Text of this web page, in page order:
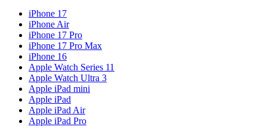
iPhone 17
iPhone Air
iPhone 17 Pro
iPhone 17 Pro Max
iPhone 16
Apple Watch Series 11
Apple Watch Ultra 3
Apple iPad mini
Apple iPad
Apple iPad Air
Apple iPad Pro